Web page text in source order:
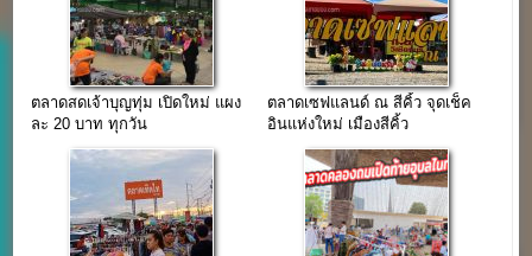
ตลาดสดเจ้าบุญทุ่ม เปิดใหม่ แผง
ละ 20 บาท ทุกวัน
ตลาดเซฟแลนด์ ณ สีคิ้ว จุดเช็ค
อินแห่งใหม่ เมืองสีคิ้ว